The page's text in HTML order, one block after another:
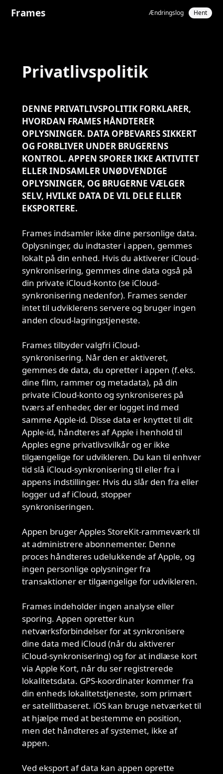
Frames Ændringslog Hent
Privatlivspolitik
DENNE PRIVATLIVSPOLITIK FORKLARER,
HVORDAN FRAMES HÅNDTERER
OPLYSNINGER. DATA OPBEVARES SIKKERT
OG FORBLIVER UNDER BRUGERENS
KONTROL. APPEN SPORER IKKE AKTIVITET
ELLER INDSAMLER UNØDVENDIGE
OPLYSNINGER, OG BRUGERNE VÆLGER
SELV, HVILKE DATA DE VIL DELE ELLER
EKSPORTERE.
Dataindsamling
Frames indsamler ikke dine personlige data.
Oplysninger, du indtaster i appen, gemmes
lokalt på din enhed. Hvis du aktiverer iCloud-
synkronisering, gemmes dine data også på
din private iCloud-konto (se iCloud-
synkronisering nedenfor). Frames sender
intet til udviklerens servere og bruger ingen
anden cloud-lagringstjeneste.
iCloud-
synkronisering
Frames tilbyder valgfri iCloud-
synkronisering. Når den er aktiveret,
gemmes de data, du opretter i appen (f.eks.
dine film, rammer og metadata), på din
private iCloud-konto og synkroniseres på
tværs af enheder, der er logget ind med
samme Apple-id. Disse data er knyttet til dit
Apple-id, håndteres af Apple i henhold til
Apples egne privatlivsvilkår og er ikke
tilgængelige for udvikleren. Du kan til enhver
tid slå iCloud-synkronisering til eller fra i
appens indstillinger. Hvis du slår den fra eller
logger ud af iCloud, stopper
synkroniseringen.
Abonnementer
Appen bruger Apples StoreKit-rammeværk til
at administrere abonnementer. Denne
proces håndteres udelukkende af Apple, og
ingen personlige oplysninger fra
transaktioner er tilgængelige for udvikleren.
Analyse
og
netværksaktivitet
Frames indeholder ingen analyse eller
sporing. Appen opretter kun
netværksforbindelser for at synkronisere
dine data med iCloud (når du aktiverer
iCloud-synkronisering) og for at indlæse kort
via Apple Kort, når du ser registrerede
lokalitetsdata. GPS-koordinater kommer fra
din enheds lokalitetstjeneste, som primært
er satellitbaseret. iOS kan bruge netværket til
at hjælpe med at bestemme en position,
men det håndteres af systemet, ikke af
appen.
Ved eksport af data kan appen oprette